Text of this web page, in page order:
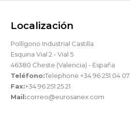
Localización
Pollígono Industrial Castilla
Esquina Vial 2 - Vial 5
46380 Cheste (Valencia) - España
Teléfono:Telephone +34 96 251 04 07.
Fax:+34 96 251 25 21
Mail:correo@eurosanex.com